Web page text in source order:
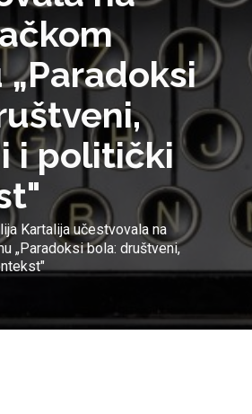
i politički
Kartalija učestvovala na
„Paradoksi bola: društveni,